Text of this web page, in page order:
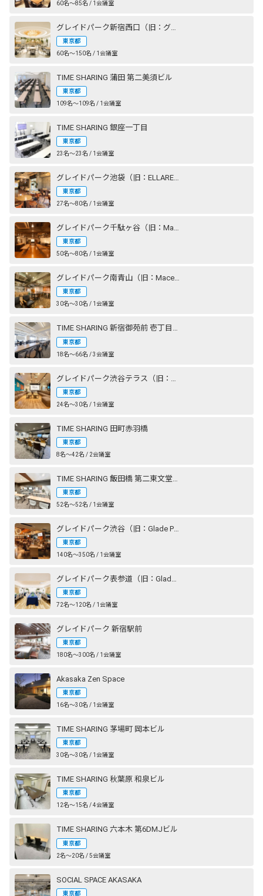
60名〜85名 / 1会議室
東京都
60名〜150名 / 1会議室
TIME SHARING 蒲田 第二美須ビル
東京都
109名〜109名 / 1会議室
TIME SHARING 銀座一丁目
東京都
23名〜23名 / 1会議室
グレイドパーク池袋（旧：ELLARE）
東京都
27名〜80名 / 1会議室
グレイドパーク千駄ヶ谷（旧：Mace千駄ヶ谷）
東京都
50名〜80名 / 1会議室
グレイドパーク南青山（旧：Mace南青山）
東京都
30名〜30名 / 1会議室
TIME SHARING 新宿御苑前 壱丁目参番館
東京都
18名〜66名 / 3会議室
東京都
24名〜30名 / 1会議室
TIME SHARING 田町赤羽橋
東京都
8名〜42名 / 2会議室
東京都
52名〜52名 / 1会議室
東京都
140名〜350名 / 1会議室
東京都
72名〜120名 / 1会議室
グレイドパーク 新宿駅前
東京都
180名〜300名 / 1会議室
Akasaka Zen Space
東京都
16名〜30名 / 1会議室
TIME SHARING 茅場町 岡本ビル
東京都
30名〜30名 / 1会議室
TIME SHARING 秋葉原 和泉ビル
東京都
12名〜15名 / 4会議室
TIME SHARING 六本木 第6DMJビル
東京都
2名〜20名 / 5会議室
SOCIAL SPACE AKASAKA
東京都